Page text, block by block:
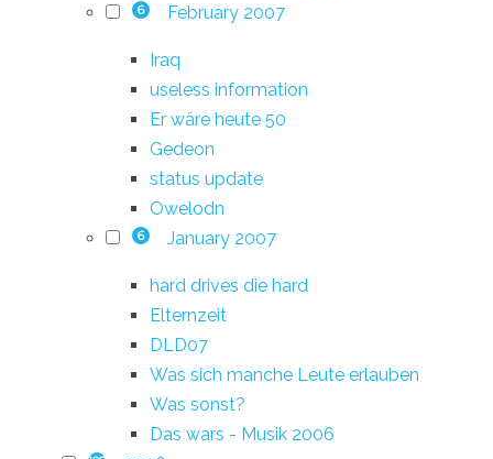
6 February 2007
Iraq
useless information
Er wäre heute 50
Gedeon
status update
Owelodn
6 January 2007
hard drives die hard
Elternzeit
DLD07
Was sich manche Leute erlauben
Was sonst?
Das wars - Musik 2006